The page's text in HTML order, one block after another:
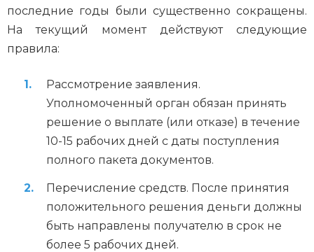
последние годы были существенно сокращены.
На текущий момент действуют следующие
правила:
Рассмотрение заявления.
Уполномоченный орган обязан принять
решение о выплате (или отказе) в течение
10-15 рабочих дней с даты поступления
полного пакета документов.
Перечисление средств. После принятия
положительного решения деньги должны
быть направлены получателю в срок не
более 5 рабочих дней.